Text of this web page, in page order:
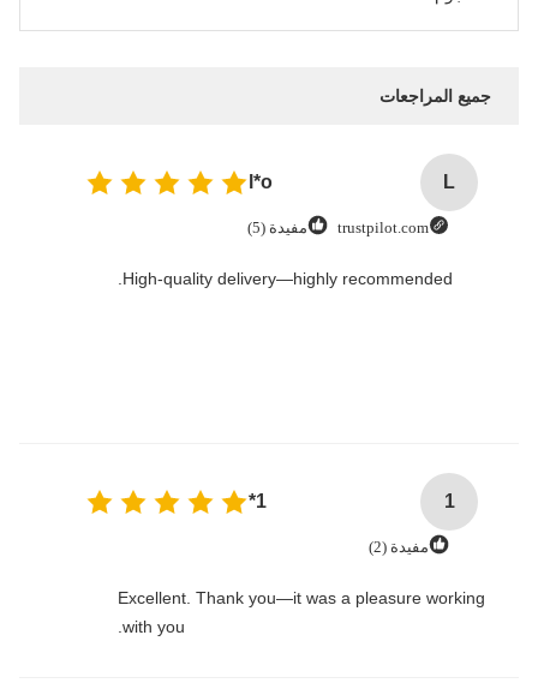
جميع المراجعات
L
l*o
trustpilot.com مفيدة (5)
High-quality delivery—highly recommended.
1
1*
مفيدة (2)
Excellent. Thank you—it was a pleasure working
with you.